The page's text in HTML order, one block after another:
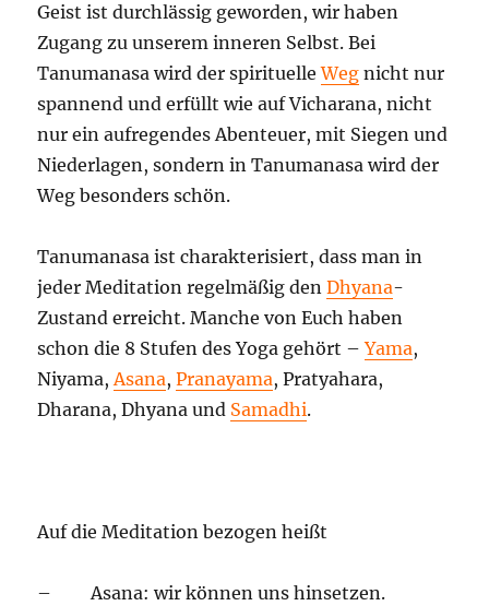
Geist ist durchlässig geworden, wir haben
Zugang zu unserem inneren Selbst. Bei
Tanumanasa wird der spirituelleWeg nicht nur
spannend und erfüllt wie auf Vicharana, nicht
nur ein aufregendes Abenteuer, mit Siegen und
Niederlagen, sondern in Tanumanasa wird der
Weg besonders schön.
Tanumanasa ist charakterisiert, dass man in
jeder Meditation regelmäßig denDhyana-
Zustand erreicht. Manche von Euch haben
schon die 8 Stufen des Yoga gehört –Yama,
Niyama,Asana,Pranayama, Pratyahara,
Dharana, Dhyana und Samadhi.
Auf die Meditation bezogen heißt
– Asana: wir können uns hinsetzen.